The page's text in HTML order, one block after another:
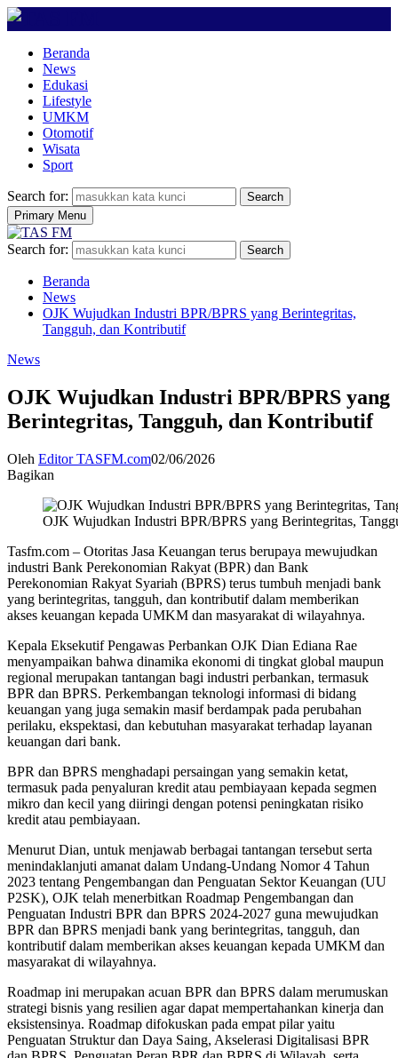
Beranda
News
Edukasi
Lifestyle
UMKM
Otomotif
Wisata
Sport
Search for:
Search
Primary Menu
Search for: Search
Beranda
News
OJK Wujudkan Industri BPR/BPRS yang Berintegritas,
Tangguh, dan Kontributif
News
OJK Wujudkan Industri BPR/BPRS yang
Berintegritas, Tangguh, dan Kontributif
Oleh Editor TASFM.com02/06/2026
Bagikan
OJK Wujudkan Industri BPR/BPRS yang Berintegritas,
Tasfm.com – Otoritas Jasa Keuangan terus berupaya mewujudkan
industri Bank Perekonomian Rakyat (BPR) dan Bank
Perekonomian Rakyat Syariah (BPRS) terus tumbuh menjadi bank
yang berintegritas, tangguh, dan kontributif dalam memberikan
akses keuangan kepada UMKM dan masyarakat di wilayahnya.
Kepala Eksekutif Pengawas Perbankan OJK Dian Ediana Rae
menyampaikan bahwa dinamika ekonomi di tingkat global maupun
regional merupakan tantangan bagi industri perbankan, termasuk
BPR dan BPRS. Perkembangan teknologi informasi di bidang
keuangan yang juga semakin masif berdampak pada perubahan
perilaku, ekspektasi, dan kebutuhan masyarakat terhadap layanan
keuangan dari bank.
BPR dan BPRS menghadapi persaingan yang semakin ketat,
termasuk pada penyaluran kredit atau pembiayaan kepada segmen
mikro dan kecil yang diiringi dengan potensi peningkatan risiko
kredit atau pembiayaan.
Menurut Dian, untuk menjawab berbagai tantangan tersebut serta
menindaklanjuti amanat dalam Undang-Undang Nomor 4 Tahun
2023 tentang Pengembangan dan Penguatan Sektor Keuangan (UU
P2SK), OJK telah menerbitkan Roadmap Pengembangan dan
Penguatan Industri BPR dan BPRS 2024-2027 guna mewujudkan
BPR dan BPRS menjadi bank yang berintegritas, tangguh, dan
kontributif dalam memberikan akses keuangan kepada UMKM dan
masyarakat di wilayahnya.
Roadmap ini merupakan acuan BPR dan BPRS dalam merumuskan
strategi bisnis yang resilien agar dapat mempertahankan kinerja dan
eksistensinya. Roadmap difokuskan pada empat pilar yaitu
Penguatan Struktur dan Daya Saing, Akselerasi Digitalisasi BPR